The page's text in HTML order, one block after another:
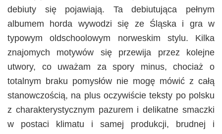
debiuty się pojawiają. Ta debiutująca pełnym
albumem horda wywodzi się ze Śląska i gra w
typowym oldschoolowym norweskim stylu. Kilka
znajomych motywów się przewija przez kolejne
utwory, co uważam za spory minus, chociaż o
totalnym braku pomysłów nie mogę mówić z całą
stanowczością, na plus oczywiście teksty po polsku
z charakterystycznym pazurem i delikatne smaczki
w postaci klimatu i samej produkcji, brudnej i